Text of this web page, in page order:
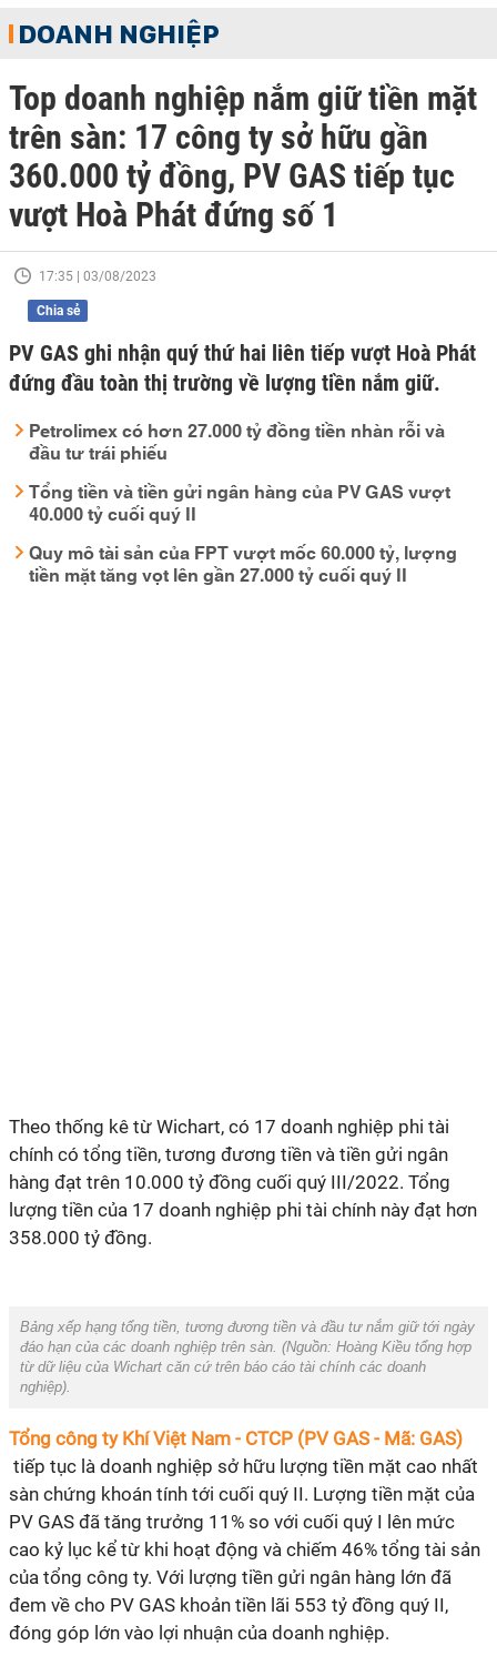
DOANH NGHIỆP
Top doanh nghiệp nắm giữ tiền mặt
trên sàn: 17 công ty sở hữu gần
360.000 tỷ đồng, PV GAS tiếp tục
vượt Hoà Phát đứng số 1
17:35 | 03/08/2023
Chia sẻ
PV GAS ghi nhận quý thứ hai liên tiếp vượt Hoà Phát
đứng đầu toàn thị trường về lượng tiền nắm giữ.
Petrolimex có hơn 27.000 tỷ đồng tiền nhàn rỗi và
đầu tư trái phiếu
Tổng tiền và tiền gửi ngân hàng của PV GAS vượt
40.000 tỷ cuối quý II
Quy mô tài sản của FPT vượt mốc 60.000 tỷ, lượng
tiền mặt tăng vọt lên gần 27.000 tỷ cuối quý II
Theo thống kê từ Wichart, có 17 doanh nghiệp phi tài
chính có tổng tiền, tương đương tiền và tiền gửi ngân
hàng đạt trên 10.000 tỷ đồng cuối quý III/2022. Tổng
lượng tiền của 17 doanh nghiệp phi tài chính này đạt hơn
358.000 tỷ đồng.
Bảng xếp hạng tổng tiền, tương đương tiền và đầu tư nắm giữ tới ngày
đáo hạn của các doanh nghiệp trên sàn. (Nguồn: Hoàng Kiều tổng hợp
từ dữ liệu của Wichart căn cứ trên báo cáo tài chính các doanh
nghiệp).
Tổng công ty Khí Việt Nam - CTCP (PV GAS - Mã: GAS)
tiếp tục là doanh nghiệp sở hữu lượng tiền mặt cao nhất
sàn chứng khoán tính tới cuối quý II. Lượng tiền mặt của
PV GAS đã tăng trưởng 11% so với cuối quý I lên mức
cao kỷ lục kể từ khi hoạt động và chiếm 46% tổng tài sản
của tổng công ty. Với lượng tiền gửi ngân hàng lớn đã
đem về cho PV GAS khoản tiền lãi 553 tỷ đồng quý II,
đóng góp lớn vào lợi nhuận của doanh nghiệp.